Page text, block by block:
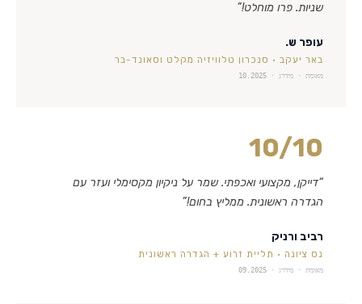
שניות. פרו מוחלט!”
עופר ש.
באר יעקב · סנכרון טלוויזיה מקלט וסאונד-בר
מאומת · מידרג · 10.2025
10/10
“דייקן, מקצועי ואכפתי. שמר על ניקיון מקסימלי ועזר עם
הגדרה ראשונית. ממליץ בחום!”
רביב ורניק
נס ציונה · תליית זרוע + הגדרה ראשונית
מאומת · מידרג · 09.2025